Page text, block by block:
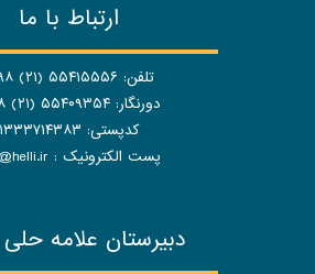
ارتباط با ما
تلفن: ۵۵۴۱۵۵۵۶ (۲۱) ۰۰۹۸
دورنگار: ۵۵۴۰۹۳۵۴ (۲۱) ۰۰۹۸
کدپستی: ۱۳۳۳۷۱۴۳۸۳
پست الکترونیک :
دبیرستان علامه حلی